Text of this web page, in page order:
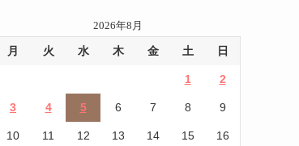
2026年8月
月 火 水 木 金 土 日
1 2
3 4 5 6 7 8 9
10 11 12 13 14 15 16